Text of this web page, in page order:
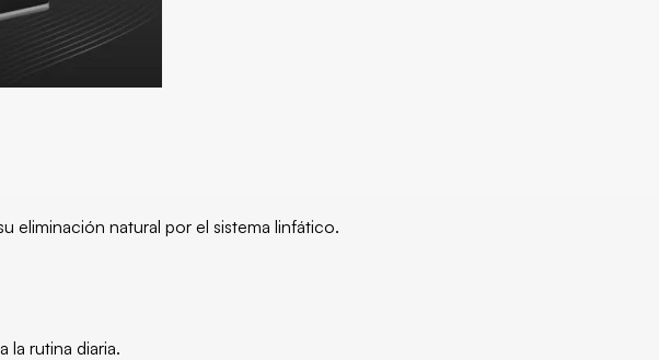
eliminación natural por el sistema linfático.
la rutina diaria.